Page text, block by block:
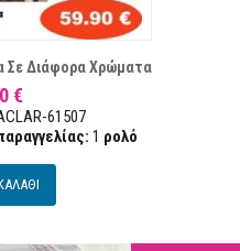
Σε Διάφορα Χρώματα
€
61507
1 ρολό